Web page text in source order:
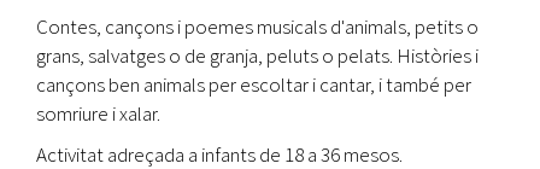
Contes, cançons i poemes musicals d'animals, petits o
grans, salvatges o de granja, peluts o pelats. Històries i
cançons ben animals per escoltar i cantar, i també per
somriure i xalar.
Activitat adreçada a infants de 18 a 36 mesos.